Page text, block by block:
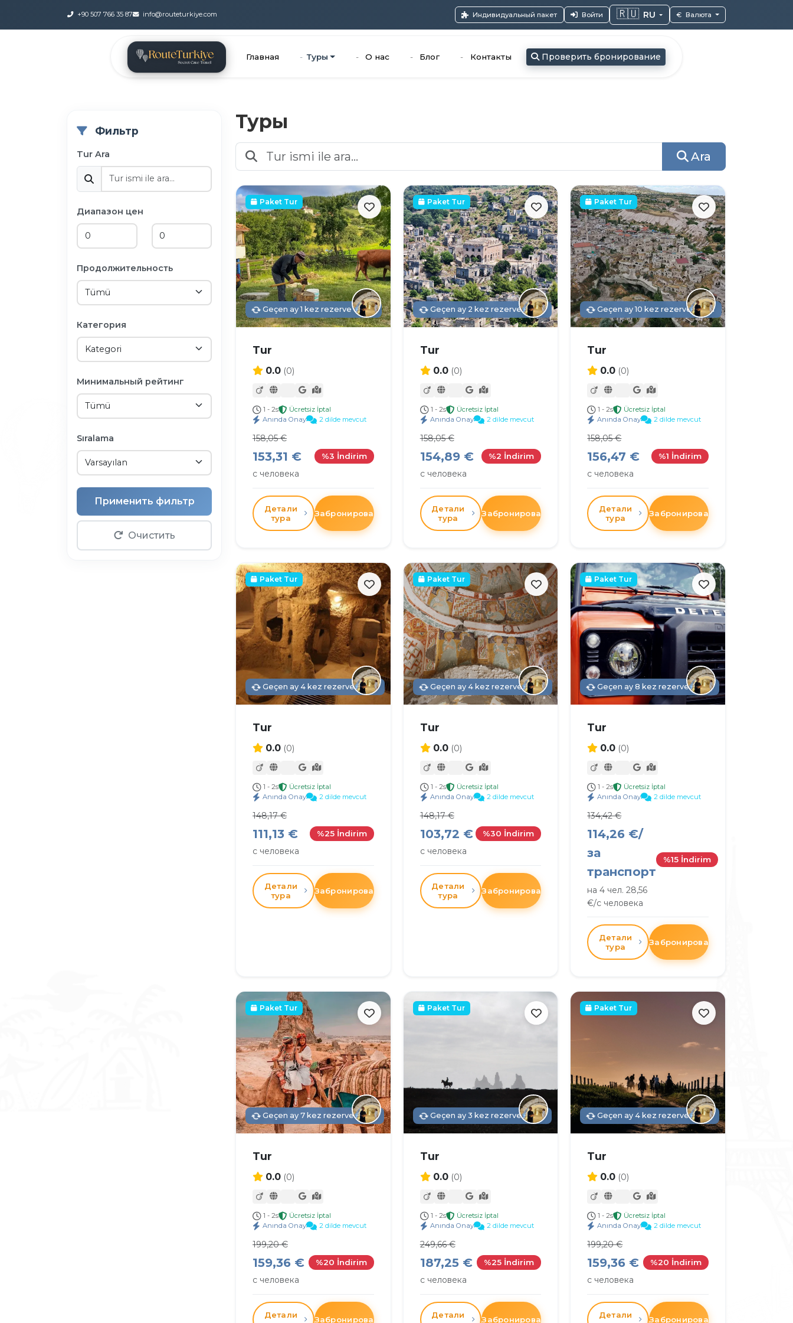
+90 507 766 35 87 info@routeturkiye.com Индивидуальный пакет Войти 🇷🇺 RU € Валюта
Главная Туры О нас Блог Контакты Проверить бронирование
Фильтр
Tur Ara
Диапазон цен
Продолжительность
Категория
Минимальный рейтинг
Sıralama
Применить фильтр
Очистить
Туры
Ara
Paket Tur
Geçen ay 1 kez rezerve edildi
Tur
0.0 (0)
1 - 2s
Ücretsiz İptal
Anında Onay
2 dilde mevcut
158,05 €
153,31 €
с человека
%3 İndirim
Детали
тура
Забронировать
Paket Tur
Geçen ay 2 kez rezerve edildi
Tur
0.0 (0)
1 - 2s
Ücretsiz İptal
Anında Onay
2 dilde mevcut
158,05 €
154,89 €
с человека
%2 İndirim
Детали
тура
Забронировать
Paket Tur
Geçen ay 10 kez rezerve edildi
Tur
0.0 (0)
1 - 2s
Ücretsiz İptal
Anında Onay
2 dilde mevcut
158,05 €
156,47 €
с человека
%1 İndirim
Детали
тура
Забронировать
Paket Tur
Geçen ay 4 kez rezerve edildi
Tur
0.0 (0)
1 - 2s
Ücretsiz İptal
Anında Onay
2 dilde mevcut
148,17 €
111,13 €
с человека
%25 İndirim
Детали
тура
Забронировать
Paket Tur
Geçen ay 4 kez rezerve edildi
Tur
0.0 (0)
1 - 2s
Ücretsiz İptal
Anında Onay
2 dilde mevcut
148,17 €
103,72 €
с человека
%30 İndirim
Детали
тура
Забронировать
Paket Tur
Geçen ay 8 kez rezerve edildi
Tur
0.0 (0)
1 - 2s
Ücretsiz İptal
Anında Onay
2 dilde mevcut
134,42 €
114,26 €/
за
транспорт
на 4 чел. 28,56
€/с человека
%15 İndirim
Детали
тура
Забронировать
Paket Tur
Geçen ay 7 kez rezerve edildi
Tur
0.0 (0)
1 - 2s
Ücretsiz İptal
Anında Onay
2 dilde mevcut
199,20 €
159,36 €
с человека
%20 İndirim
Детали
Забронировать
Paket Tur
Geçen ay 3 kez rezerve edildi
Tur
0.0 (0)
1 - 2s
Ücretsiz İptal
Anında Onay
2 dilde mevcut
249,66 €
187,25 €
с человека
%25 İndirim
Детали
Забронировать
Paket Tur
Geçen ay 4 kez rezerve edildi
Tur
0.0 (0)
1 - 2s
Ücretsiz İptal
Anında Onay
2 dilde mevcut
199,20 €
159,36 €
с человека
%20 İndirim
Детали
Забронировать